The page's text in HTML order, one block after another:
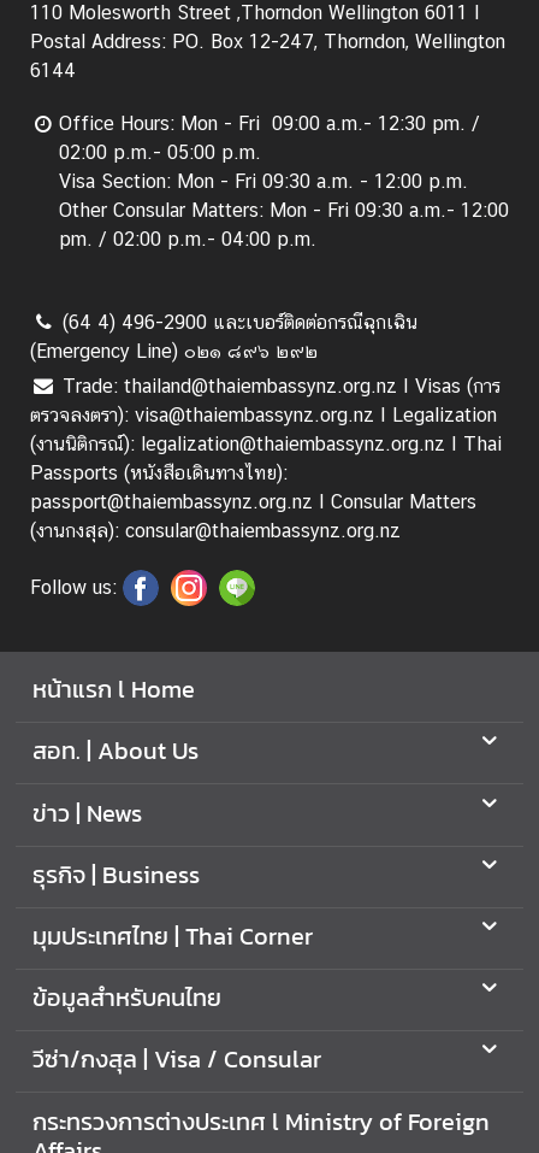
110 Molesworth Street ,Thorndon Wellington 6011 I
Postal Address: PO. Box 12-247, Thorndon, Wellington
6144
Office Hours: Mon - Fri 09:00 a.m.- 12:30 pm. /
02:00 p.m.- 05:00 p.m.
Visa Section: Mon - Fri 09:30 a.m. - 12:00 p.m.
Other Consular Matters: Mon - Fri 09:30 a.m.- 12:00
pm. / 02:00 p.m.- 04:00 p.m.
(64 4) 496-2900 และเบอร์ติดต่อกรณีฉุกเฉิน
(Emergency Line) ๐๒๑ ๘๙๖ ๒๙๒
Trade: thailand@thaiembassynz.org.nz I Visas (การ
ตรวจลงตรา): visa@thaiembassynz.org.nz I Legalization
(งานนิติกรณ์): legalization@thaiembassynz.org.nz I Thai
Passports (หนังสือเดินทางไทย):
passport@thaiembassynz.org.nz I Consular Matters
(งานกงสุล): consular@thaiembassynz.org.nz
Follow us:
หน้าแรก l Home
สอท. | About Us
ข่าว | News
ธุรกิจ | Business
มุมประเทศไทย | Thai Corner
ข้อมูลสำหรับคนไทย
วีซ่า/กงสุล | Visa / Consular
กระทรวงการต่างประเทศ l Ministry of Foreign